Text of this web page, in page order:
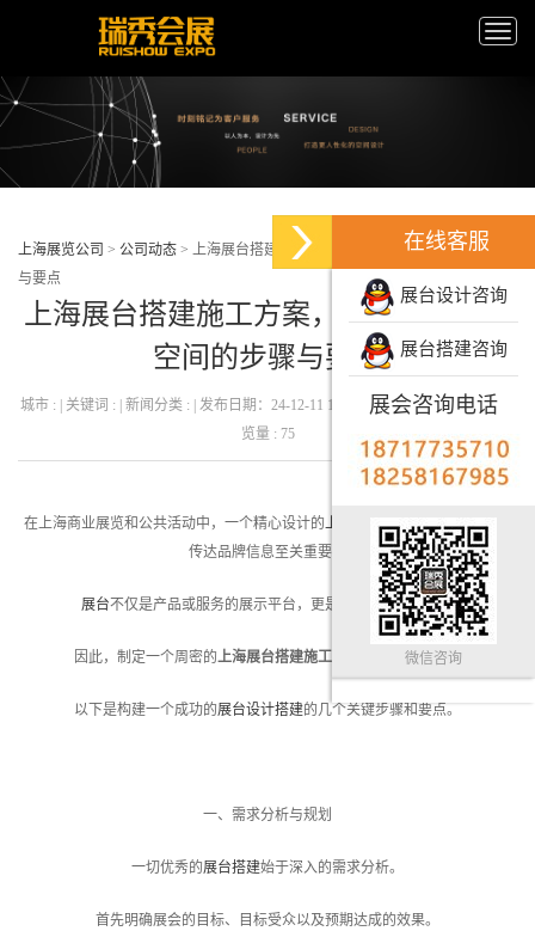
Toggle
上海展览公司 > 公司动态 > 上海展台搭建施工方案，打造专业展示空间的步骤
与要点
上海展台搭建施工方案，打造专业展示
空间的步骤与要点
城市 : | 关键词 : | 新闻分类 : | 发布日期：24-12-11 13:41:14 发布者 : 瑞秀会展 | 浏
览量 : 75
在上海商业展览和公共活动中，一个精心设计的上海展台搭建 对于吸引观众、
传达品牌信息至关重要。
展台不仅是产品或服务的展示平台，更是企业形象的体现。
因此，制定一个周密的上海展台搭建施工 方案显得尤为重要。
以下是构建一个成功的展台设计搭建的几个关键步骤和要点。
一、需求分析与规划
一切优秀的展台搭建始于深入的需求分析。
首先明确展会的目标、目标受众以及预期达成的效果。
在线客服
展台设计咨询
展台搭建咨询
展会咨询电话
微信咨询